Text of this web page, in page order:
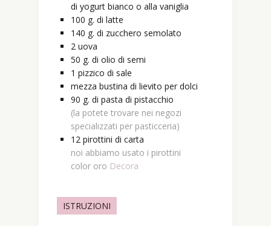
di yogurt bianco o alla vaniglia
100 g. di latte
140 g. di zucchero semolato
2 uova
50 g. di olio di semi
1 pizzico di sale
mezza bustina di lievito per dolci
90 g. di pasta di pistacchio
(la potete trovare nei negozi
specializzati per pasticceria)
12 pirottini di carta
noi abbiamo usato i pirottini
color oro Decora
ISTRUZIONI